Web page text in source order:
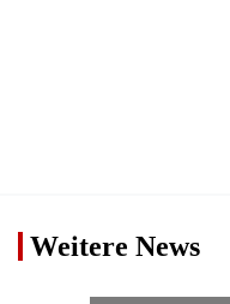
Weitere News